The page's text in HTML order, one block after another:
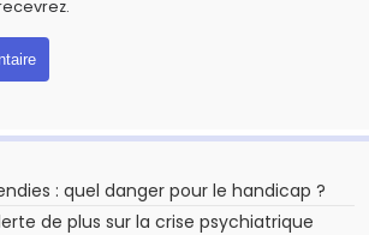
: quel danger pour le handicap ?
de plus sur la crise psychiatrique